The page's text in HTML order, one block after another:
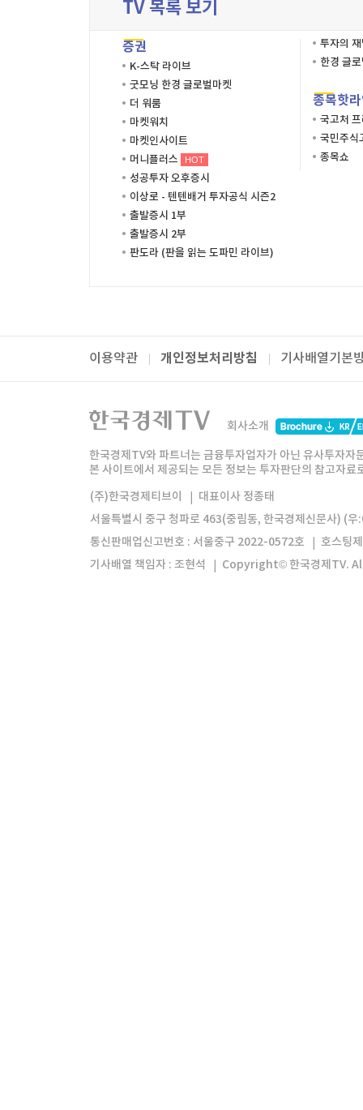
TV 목록 보기
증권
K-스탁 라이브
굿모닝 한경 글로벌마켓
더 워룸
마켓워치
마켓인사이트
머니플러스
HOT
성공투자 오후증시
이상로 - 텐텐배거 투자공식 시즌2
출발증시 1부
출발증시 2부
판도라 (판을 읽는 도파민 라이브)
투자의
한경 글
종목핫
국고처
국민주식
종목쇼
이용약관 개인정보처리방침 기사배열기본
패밀리사이트
한국경제TV
한경미디어그룹 한국경제신문 한국경제
모바일앱 한국경제TV앱
회사소개
한국경제TV와 파트너는 금융투자업자가 아닌 유사투자
본 사이트에서 제공되는 모든 정보는 투자판단의 참고자
(주)한국경제티브이
대표이사 정종태
서울특별시 중구 청파로 463(중림동, 한국경제신문사) (
통신판매업신고번호 : 서울중구 2022-0572호
호스팅
기사배열 책임자 : 조현석
Copyright© 한국경제TV.